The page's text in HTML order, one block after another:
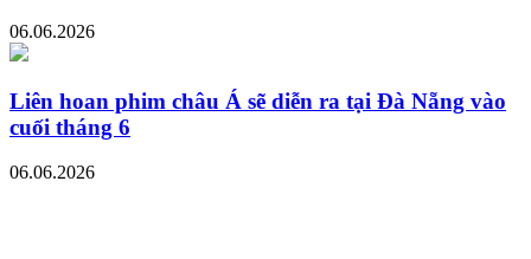
06.06.2026
Liên hoan phim châu Á sẽ diễn ra tại Đà Nẵng vào
cuối tháng 6
06.06.2026